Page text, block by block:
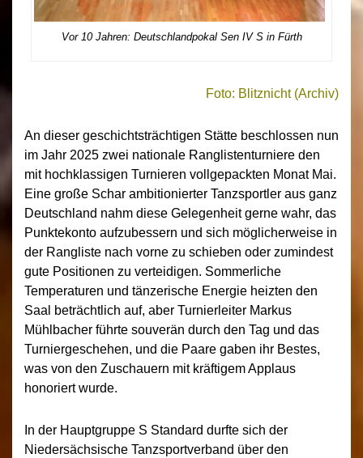
Vor 10 Jahren: Deutschlandpokal Sen IV S in Fürth
Foto: Blitznicht (Archiv)
An dieser geschichtsträchtigen Stätte beschlossen nun
im Jahr 2025 zwei nationale Ranglistenturniere den
mit hochklassigen Turnieren vollgepackten Monat Mai.
Eine große Schar ambitionierter Tanzsportler aus ganz
Deutschland nahm diese Gelegenheit gerne wahr, das
Punktekonto aufzubessern und sich möglicherweise in
der Rangliste nach vorne zu schieben oder zumindest
gute Positionen zu verteidigen. Sommerliche
Temperaturen und tänzerische Energie heizten den
Saal beträchtlich auf, aber Turnierleiter Markus
Mühlbacher führte souverän durch den Tag und das
Turniergeschehen, und die Paare gaben ihr Bestes,
was von den Zuschauern mit kräftigem Applaus
honoriert wurde.
In der Hauptgruppe S Standard durfte sich der
Niedersächsische Tanzsportverband über den